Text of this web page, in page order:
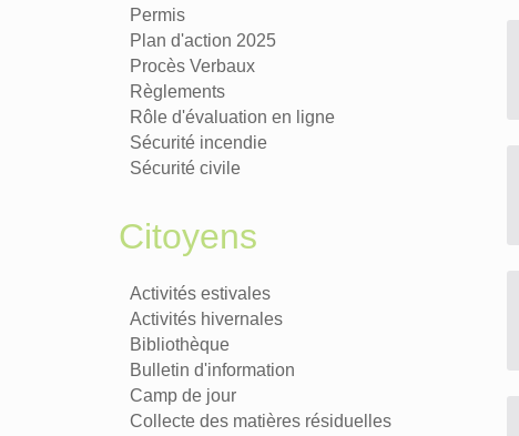
Permis
Plan d'action 2025
Procès Verbaux
Règlements
Rôle d'évaluation en ligne
Sécurité incendie
Sécurité civile
Citoyens
Activités estivales
Activités hivernales
Bibliothèque
Bulletin d'information
Camp de jour
Collecte des matières résiduelles